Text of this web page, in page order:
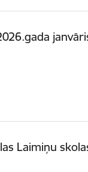
Laimiņu